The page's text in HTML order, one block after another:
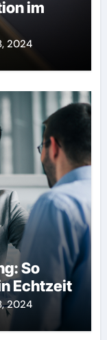
im
2024
So
Echtzeit
2024